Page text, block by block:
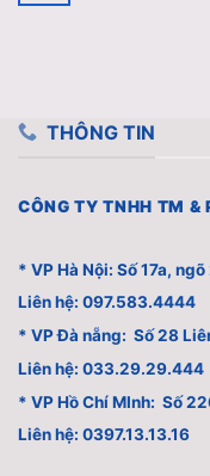
THÔNG TIN
CÔNG TY TNHH TM &
* VP Hà Nội: Số 17a,
Liên hệ: 097.583.4444
* VP Đà nẵng: Số 28
Liên hệ: 033.29.29.444
* VP Hồ Chí MInh: Số
Liên hệ: 0397.13.13.16